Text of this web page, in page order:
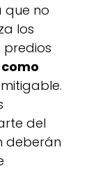
que no
los
predios
del
deberán